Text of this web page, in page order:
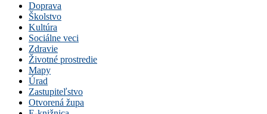
Doprava
Školstvo
Kultúra
Sociálne veci
Zdravie
Životné prostredie
Mapy
Úrad
Zastupiteľstvo
Otvorená župa